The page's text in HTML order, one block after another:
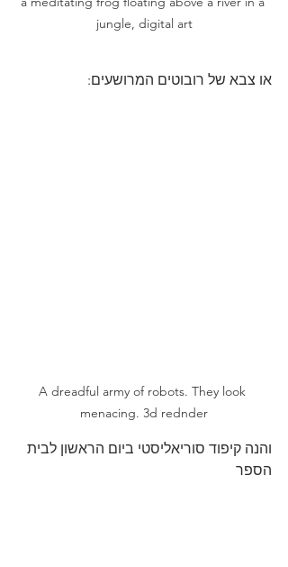
jungle, digital art
או צבא של רובוטים המרושעים:
A dreadful army of robots. They look
menacing. 3d rednder
והנה קיפוד סוריאליסטי ביום הראשון לבית
הספר